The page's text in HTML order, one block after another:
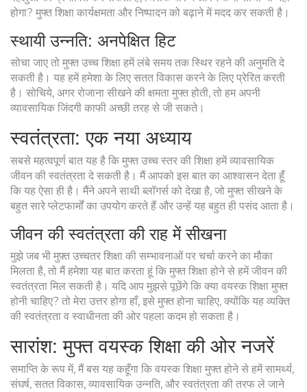
होगा? मुफ्त शिक्षा कार्यक्षमता और निष्पादन को बढ़ाने में मदद कर सकती है।
स्थायी उन्नति: अनपेक्षित हिट
सोचा जाए तो मुफ्त उच्च शिक्षा हमें लंबे समय तक स्थिर रहने की अनुमति दे
सकती है। यह हमें हमेशा के लिए सतत विकास करने के लिए प्रेरित करती
है। सोचिये, अगर रोजाना सीखने की क्षमता मुफ्त होती, तो हम अपनी
व्यावसायिक जिंदगी काफी अच्छी तरह से जी सकते।
स्वतंत्रता: एक नया अध्याय
सबसे महत्वपूर्ण बात यह है कि मुफ्त उच्च स्तर की शिक्षा हमें व्यावसायिक
जीवन की स्वतंत्रता दे सकती है। मैं आपको इस बात का आश्वासन देता हूँ
कि यह ऐसा ही है। मैंने अपने साथी ब्लॉगर्स को देखा है, जो मुफ्त सीखने के
बहुत सारे प्लेटफार्मों का उपयोग करते हैं और उन्हें यह बहुत ही पसंद आता है।
जीवन की स्वतंत्रता की राह में सीखना
मुझे जब भी मुफ़्त उच्चतर शिक्षा की सम्भावनाओं पर चर्चा करने का मौका
मिलता है, तो मैं हमेशा यह बात करता हूं कि मुफ्त शिक्षा होने से हमें जीवन की
स्वतंत्रता मिल सकती है। यदि आप मुझसे पूछेंगे कि क्या वयस्क शिक्षा मुफ्त
होनी चाहिए? तो मेरा उत्तर होगा हाँ, इसे मुफ्त होना चाहिए, क्योंकि यह व्यक्ति
की स्वतंत्रता व स्वाधीनता की ओर पहला कदम हो सकता है।
सारांश: मुफ्त वयस्क शिक्षा की ओर नजरें
समाप्ति के रूप में, मैं बस यह कहूँगा कि वयस्क शिक्षा मुफ्त होने से हमें सामर्थ्य,
संघर्ष, सतत विकास, व्यावसायिक उन्नति, और स्वतंत्रता की तरफ ले जाने